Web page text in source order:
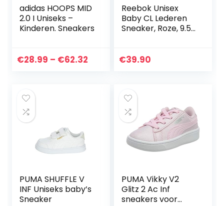
adidas HOOPS MID
2.0 I Uniseks –
Kinderen. Sneakers
€28.99 – €62.32
through
Reebok Unisex
Baby CL Lederen
Sneaker, Roze, 9.5
€39.90
PUMA SHUFFLE V
INF Uniseks baby’s
Sneaker
PUMA Vikky V2
Glitz 2 Ac Inf
sneakers voor